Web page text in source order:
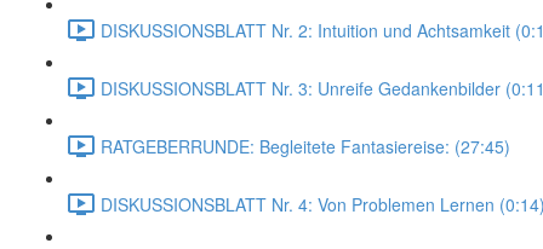
DISKUSSIONSBLATT Nr. 2: Intuition und Achtsamkeit
DISKUSSIONSBLATT Nr. 3: Unreife Gedankenbilder
RATGEBERRUNDE: Begleitete Fantasiereise: (27:45)
DISKUSSIONSBLATT Nr. 4: Von Problemen Lernen (0:14)